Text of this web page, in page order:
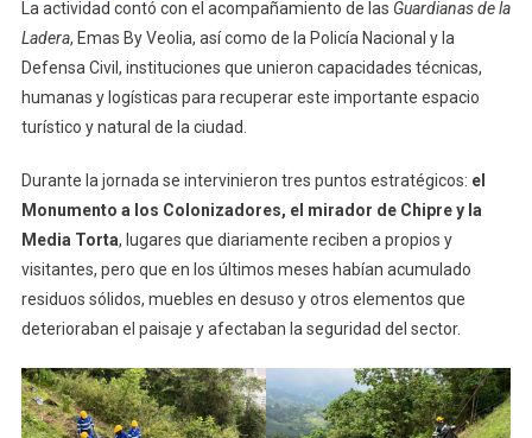
La actividad contó con el acompañamiento de las Guardianas de la
Ladera, Emas By Veolia, así como de la Policía Nacional y la
Defensa Civil, instituciones que unieron capacidades técnicas,
humanas y logísticas para recuperar este importante espacio
turístico y natural de la ciudad.
Durante la jornada se intervinieron tres puntos estratégicos: el
Monumento a los Colonizadores, el mirador de Chipre y la
Media Torta, lugares que diariamente reciben a propios y
visitantes, pero que en los últimos meses habían acumulado
residuos sólidos, muebles en desuso y otros elementos que
deterioraban el paisaje y afectaban la seguridad del sector.